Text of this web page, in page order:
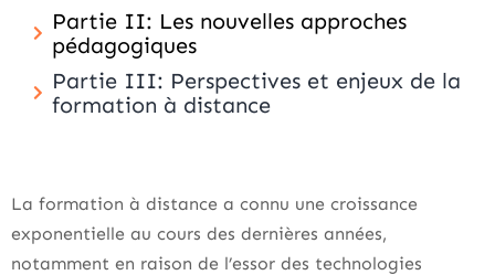
Partie II: Les nouvelles approches
pédagogiques
Partie III: Perspectives et enjeux de la
formation à distance
La formation à distance a connu une croissance
exponentielle au cours des dernières années,
notamment en raison de l’essor des technologies